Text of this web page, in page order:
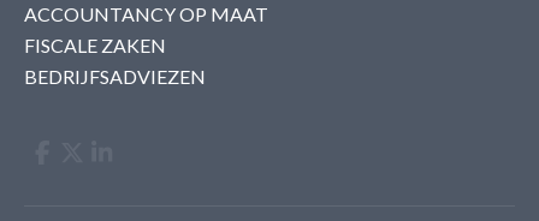
ACCOUNTANCY OP MAAT
FISCALE ZAKEN
BEDRIJFSADVIEZEN